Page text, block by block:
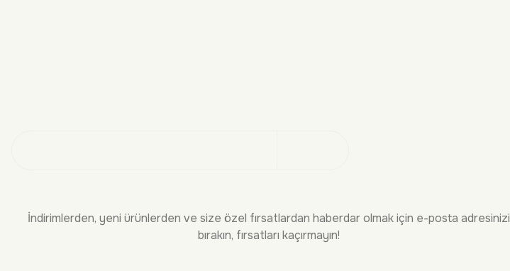
İndirimlerden, yeni ürünlerden ve size özel fırsatlardan haberdar olmak için e-posta adresinizi
bırakın, fırsatları kaçırmayın!